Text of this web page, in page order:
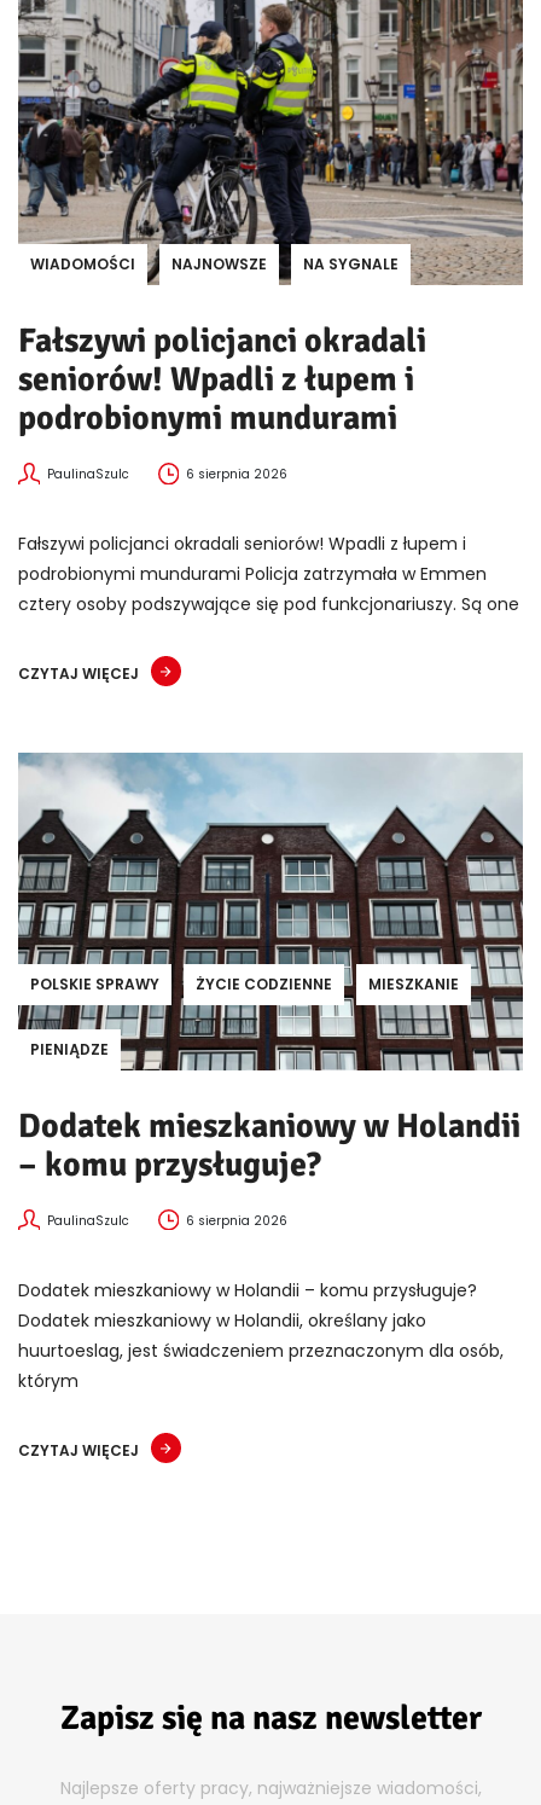
WIADOMOŚCI NAJNOWSZE NA SYGNALE
Fałszywi policjanci okradali
seniorów! Wpadli z łupem i
podrobionymi mundurami
PaulinaSzulc 6 sierpnia 2026
Fałszywi policjanci okradali seniorów! Wpadli z łupem i
podrobionymi mundurami Policja zatrzymała w Emmen
cztery osoby podszywające się pod funkcjonariuszy. Są one
CZYTAJ WIĘCEJ
POLSKIE SPRAWY ŻYCIE CODZIENNE MIESZKANIE
PIENIĄDZE
Dodatek mieszkaniowy w Holandii
– komu przysługuje?
PaulinaSzulc 6 sierpnia 2026
Dodatek mieszkaniowy w Holandii – komu przysługuje?
Dodatek mieszkaniowy w Holandii, określany jako
huurtoeslag, jest świadczeniem przeznaczonym dla osób,
którym
CZYTAJ WIĘCEJ
Zapisz się na nasz newsletter
Najlepsze oferty pracy, najważniejsze wiadomości,